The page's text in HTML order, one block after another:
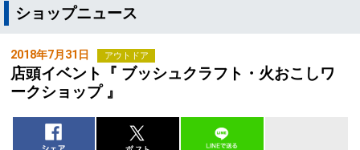
ショップニュース
2018年7月31日 アウトドア
店頭イベント『 ブッシュクラフト・火おこしワ
ークショップ 』